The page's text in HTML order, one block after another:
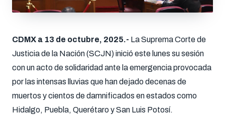
CDMX a 13 de octubre, 2025.- La Suprema Corte de
Justicia de la Nación (SCJN) inició este lunes su sesión
con un acto de solidaridad ante la emergencia provocada
por las intensas lluvias que han dejado decenas de
muertos y cientos de damnificados en estados como
Hidalgo, Puebla, Querétaro y San Luis Potosí.